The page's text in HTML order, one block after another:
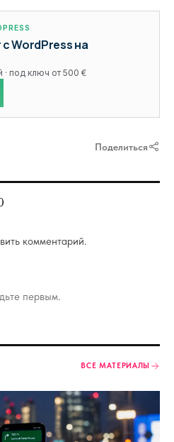
WordPress на
· под ключ от 500 €
Поделиться
комментарий.
первым.
ВСЕ МАТЕРИАЛЫ